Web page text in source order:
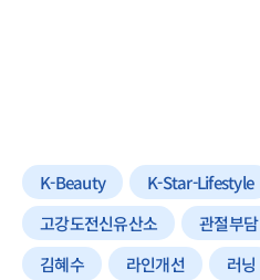
K-Beauty K-Star-Lifestyle
고강도전신유산소
관절부담
김혜수
라인개선 러닝